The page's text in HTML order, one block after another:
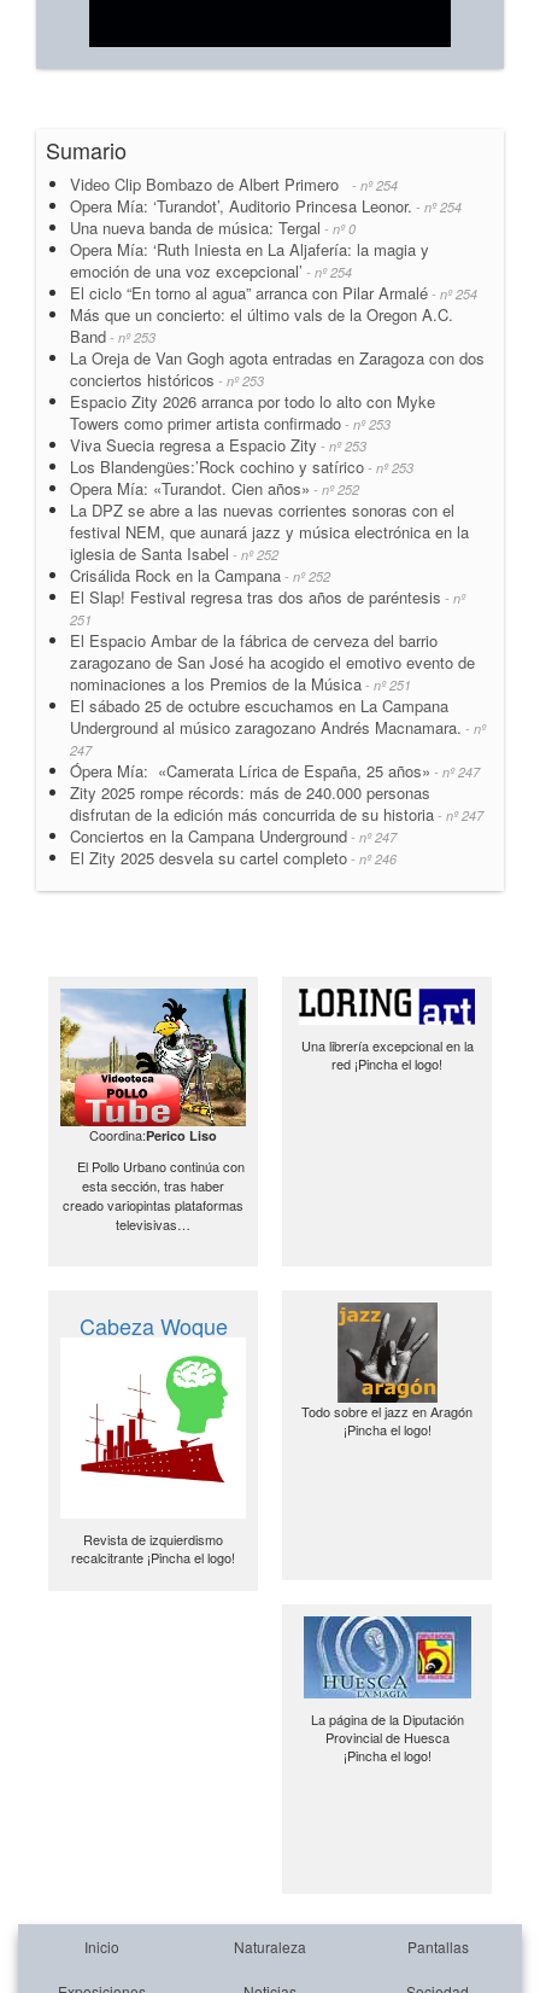
Sumario
Video Clip Bombazo de Albert Primero - nº 254
Opera Mía: ‘Turandot’, Auditorio Princesa Leonor. - nº 254
Una nueva banda de música: Tergal - nº 0
Opera Mía: ‘Ruth Iniesta en La Aljafería: la magia y
emoción de una voz excepcional’ - nº 254
El ciclo “En torno al agua” arranca con Pilar Armalé - nº 254
Más que un concierto: el último vals de la Oregon A.C.
Band - nº 253
La Oreja de Van Gogh agota entradas en Zaragoza con dos
conciertos históricos - nº 253
Espacio Zity 2026 arranca por todo lo alto con Myke
Towers como primer artista confirmado - nº 253
Viva Suecia regresa a Espacio Zity - nº 253
Los Blandengües:’Rock cochino y satírico - nº 253
Opera Mía: «Turandot. Cien años» - nº 252
La DPZ se abre a las nuevas corrientes sonoras con el
festival NEM, que aunará jazz y música electrónica en la
iglesia de Santa Isabel - nº 252
Crisálida Rock en la Campana - nº 252
El Slap! Festival regresa tras dos años de paréntesis - nº
251
El Espacio Ambar de la fábrica de cerveza del barrio
zaragozano de San José ha acogido el emotivo evento de
nominaciones a los Premios de la Música - nº 251
El sábado 25 de octubre escuchamos en La Campana
Underground al músico zaragozano Andrés Macnamara. - nº
247
Ópera Mía: «Camerata Lírica de España, 25 años» - nº 247
Zity 2025 rompe récords: más de 240.000 personas
disfrutan de la edición más concurrida de su historia - nº 247
Conciertos en la Campana Underground - nº 247
El Zity 2025 desvela su cartel completo - nº 246
Coordina:Perico Liso
El Pollo Urbano continúa con
esta sección, tras haber
creado variopintas plataformas
televisivas…
Una librería excepcional en la
red ¡Pincha el logo!
Cabeza Woque
Revista de izquierdismo
recalcitrante ¡Pincha el logo!
Todo sobre el jazz en Aragón
¡Pincha el logo!
La página de la Diputación
Provincial de Huesca
¡Pincha el logo!
Inicio Naturaleza Pantallas